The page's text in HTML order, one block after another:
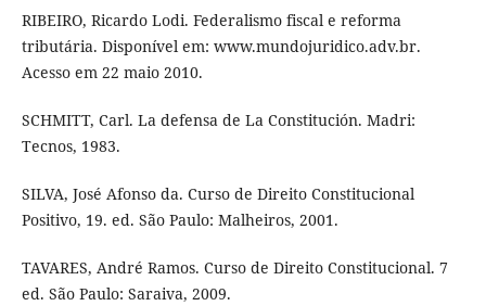
RIBEIRO, Ricardo Lodi. Federalismo fiscal e reforma
tributária. Disponível em: www.mundojuridico.adv.br.
Acesso em 22 maio 2010.
SCHMITT, Carl. La defensa de La Constitución. Madri:
Tecnos, 1983.
SILVA, José Afonso da. Curso de Direito Constitucional
Positivo, 19. ed. São Paulo: Malheiros, 2001.
TAVARES, André Ramos. Curso de Direito Constitucional. 7
ed. São Paulo: Saraiva, 2009.